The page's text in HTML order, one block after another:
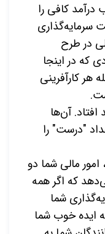
درآمد کافی را
سرمایه‌گذاری
در طرح
که در اینجا
هر کارآفرینی
.
آن‌ها
"درست" را
امور مالی شما دو
1. نشان می‌دهد که اگر همه
شما
ایده خوب شما